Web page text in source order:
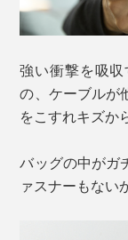
強い衝撃を吸
の、ケーブルが
をこすれキズか
バッグの中がガ
ァスナーもない